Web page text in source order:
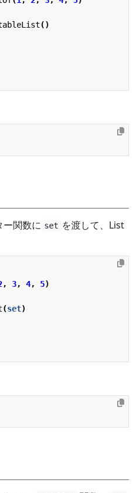
()
ー関数に set を渡して、List
, 3, 4, 5)
(set)